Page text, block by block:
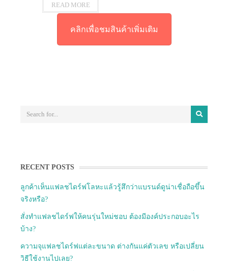
READ MORE
คลิกเพื่อชมสินค้าเพิ่มเติม
RECENT POSTS
ลูกค้าเห็นแฟลชไดร์ฟโลหะแล้วรู้สึกว่าแบรนด์ดูน่าเชื่อถือขึ้น
จริงหรือ?
สั่งทำแฟลชไดร์ฟให้คนรุ่นใหม่ชอบ ต้องมีองค์ประกอบอะไร
บ้าง?
ความจุแฟลชไดร์ฟแต่ละขนาด ต่างกันแค่ตัวเลข หรือเปลี่ยน
วิธีใช้งานไปเลย?